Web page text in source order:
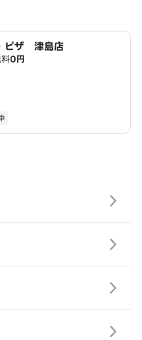
ピザ 津島店
0円